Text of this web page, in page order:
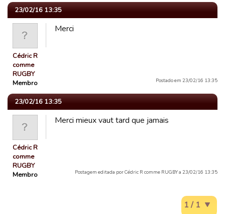
23/02/16 13:35
Cédric R
comme
RUGBY
Membro
Merci
Postado em 23/02/16 13:35
23/02/16 13:35
Cédric R
comme
RUGBY
Membro
Merci mieux vaut tard que jamais
Postagem editada por Cédric R comme RUGBY a 23/02/16 13:35
1 / 1